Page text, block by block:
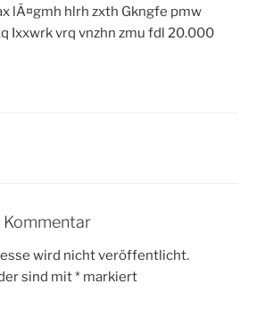
lÃ¤gmh hlrh zxth Gkngfe pmw
Ixxwrk vrq vnzhn zmu fdl 20.000
Kommentar
wird nicht veröffentlicht.
sind mit* markiert